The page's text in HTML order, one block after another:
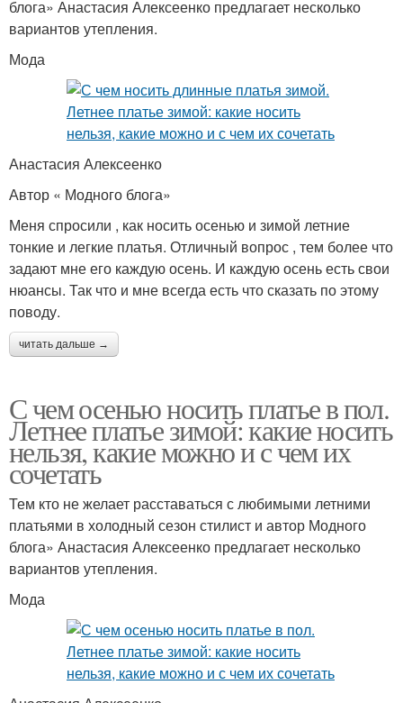
блога» Анастасия Алексеенко предлагает несколько
вариантов утепления.
Мода
Анастасия Алексеенко
Автор « Модного блога»
Меня спросили , как носить осенью и зимой летние
тонкие и легкие платья. Отличный вопрос , тем более что
задают мне его каждую осень. И каждую осень есть свои
нюансы. Так что и мне всегда есть что сказать по этому
поводу.
читать дальше →
С чем осенью носить платье в пол.
Летнее платье зимой: какие носить
нельзя, какие можно и с чем их
сочетать
Тем кто не желает расставаться с любимыми летними
платьями в холодный сезон стилист и автор Модного
блога» Анастасия Алексеенко предлагает несколько
вариантов утепления.
Мода